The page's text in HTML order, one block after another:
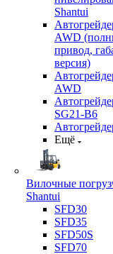
Shantui
AWD
привод,
версия)
AWD
SG21-B6
Ещё
Вилочные
Shantui
SFD30
SFD35
SFD50S
SFD70